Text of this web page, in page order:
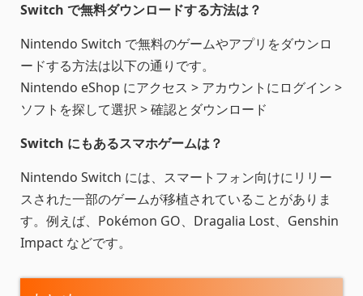
Switch で無料ダウンロードする方法は？
Nintendo Switch で無料のゲームやアプリをダウンロ
ードする方法は以下の通りです。
Nintendo eShop にアクセス > アカウントにログイン >
ソフトを探して選択 > 確認とダウンロード
Switch にもあるスマホゲームは？
Nintendo Switch には、スマートフォン向けにリリー
スされた一部のゲームが移植されていることがありま
す。例えば、Pokémon GO、Dragalia Lost、Genshin
Impact などです。